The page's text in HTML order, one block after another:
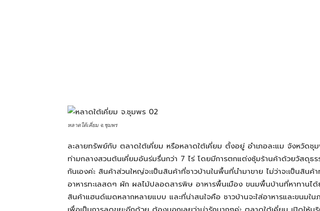
หลาดใต้เคี่ยม จ.ชุมพร
ละลายทรัพย์กับ ตลาดใต้เคี่ยม หรือหลาดใต้เคี่ยม ตั้งอยู่ อำเภอละแม จังหวัด
ท่ามกลางสวนต้นเคี่ยมอันร่มรื่นกว่า 7 ไร่ โดยมีการตกแต่งซุ้มร้านค้าด้วยวัสดุธ
กันเองค่ะ สินค้าส่วนใหญ่จะเป็นสินค้าที่ชาวบ้านในพื้นที่นำมาขาย ไม่ว่าจะเป็นสินค้
อาหารทะเลสดๆ ผัก ผลไม้ปลอดสารพิษ อาหารพื้นเมือง ขนมพื้นบ้านที่หาทานไ
สินค้าแฮนด์เมดหลากหลายแบบ และที่น่าสนใจคือ ชาวบ้านจะใส่อาหารและขนมใน